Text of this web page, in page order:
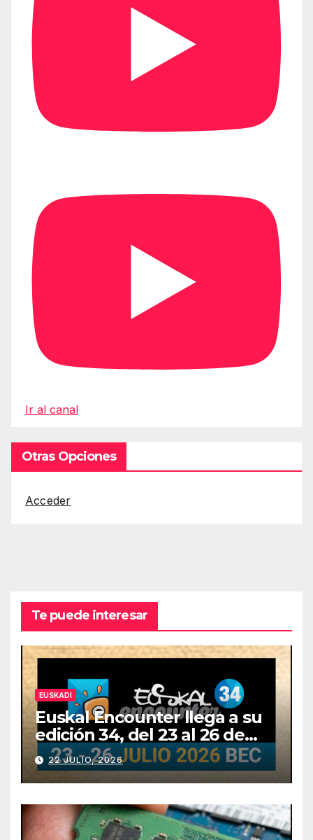
Ir al canal
Otras Opciones
Acceder
Te puede interesar
EUSKADI
Euskal Encounter llega a su
edición 34, del 23 al 26 de
julio
22 JULIO, 2026